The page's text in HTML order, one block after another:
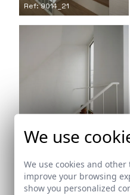
Ref: 9014_21
We use
We use cookies and
improve your browsing
show you personalized